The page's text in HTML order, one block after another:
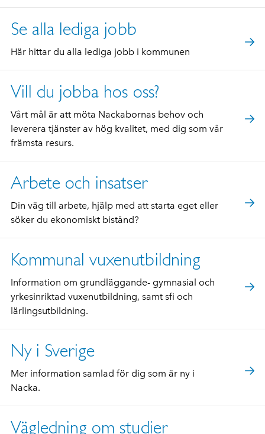
Se alla lediga jobb
Här hittar du alla lediga jobb i kommunen
Vill du jobba hos oss?
Vårt mål är att möta Nackabornas behov och
leverera tjänster av hög kvalitet, med dig som vår
främsta resurs.
Arbete och insatser
Din väg till arbete, hjälp med att starta eget eller
söker du ekonomiskt bistånd?
Kommunal vuxenutbildning
Information om grundläggande- gymnasial och
yrkesinriktad vuxenutbildning, samt sfi och
lärlingsutbildning.
Ny i Sverige
Mer information samlad för dig som är ny i
Nacka.
Vägledning om studier